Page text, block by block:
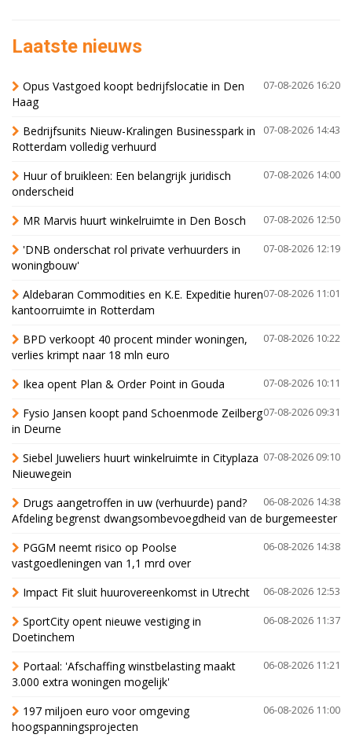
Laatste nieuws
07-08-2026 16:20
Opus Vastgoed koopt bedrijfslocatie in Den
Haag
07-08-2026 14:43
Bedrijfsunits Nieuw-Kralingen Businesspark in
Rotterdam volledig verhuurd
07-08-2026 14:00
Huur of bruikleen: Een belangrijk juridisch
onderscheid
07-08-2026 12:50
MR Marvis huurt winkelruimte in Den Bosch
07-08-2026 12:19
'DNB onderschat rol private verhuurders in
woningbouw'
07-08-2026 11:01
Aldebaran Commodities en K.E. Expeditie huren
kantoorruimte in Rotterdam
07-08-2026 10:22
BPD verkoopt 40 procent minder woningen,
verlies krimpt naar 18 mln euro
07-08-2026 10:11
Ikea opent Plan & Order Point in Gouda
07-08-2026 09:31
Fysio Jansen koopt pand Schoenmode Zeilberg
in Deurne
07-08-2026 09:10
Siebel Juweliers huurt winkelruimte in Cityplaza
Nieuwegein
06-08-2026 14:38
Drugs aangetroffen in uw (verhuurde) pand?
Afdeling begrenst dwangsombevoegdheid van de burgemeester
06-08-2026 14:38
PGGM neemt risico op Poolse
vastgoedleningen van 1,1 mrd over
06-08-2026 12:53
Impact Fit sluit huurovereenkomst in Utrecht
06-08-2026 11:37
SportCity opent nieuwe vestiging in
Doetinchem
06-08-2026 11:21
Portaal: 'Afschaffing winstbelasting maakt
3.000 extra woningen mogelijk'
06-08-2026 11:00
197 miljoen euro voor omgeving
hoogspanningsprojecten